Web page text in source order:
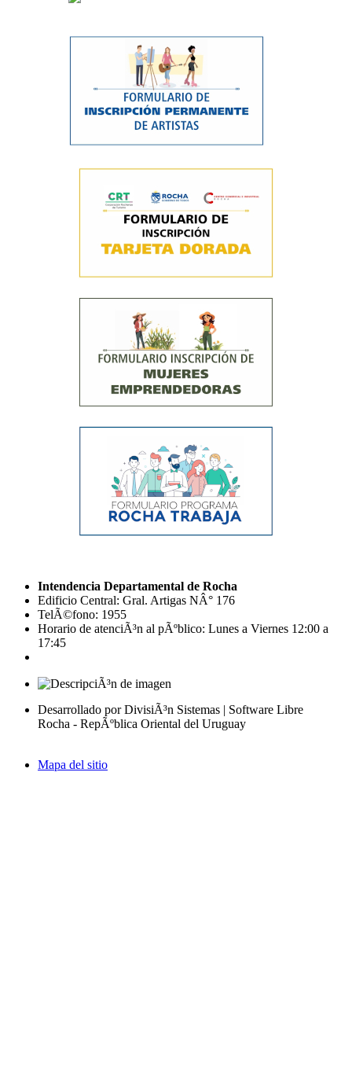
Intendencia Departamental de Rocha
Edificio Central: Gral. Artigas NÂ° 176
TelÃ©fono: 1955
Horario de atenciÃ³n al pÃºblico: Lunes a Viernes 12:00 a
17:45
Desarrollado por DivisiÃ³n Sistemas | Software Libre
Rocha - RepÃºblica Oriental del Uruguay
Mapa del sitio